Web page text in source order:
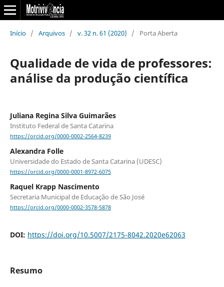
Início / Arquivos / v. 32 n. 61 (2020) / Porta Aberta
Qualidade de vida de professores:
análise da produção científica
Juliana Regina Silva Guimarães
Instituto Federal de Santa Catarina
https://orcid.org/0000-0002-2564-8239
Alexandra Folle
Universidade do Estado de Santa Catarina (UDESC)
https://orcid.org/0000-0001-8972-6075
Raquel Krapp Nascimento
Secretaria Municipal de Educação de São José
https://orcid.org/0000-0002-3578-5878
DOI: https://doi.org/10.5007/2175-8042.2020e62063
Resumo